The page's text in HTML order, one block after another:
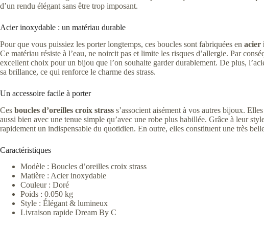
d’un rendu élégant sans être trop imposant.
Acier inoxydable : un matériau durable
Pour que vous puissiez les porter longtemps, ces boucles sont fabriquées en acier
Ce matériau résiste à l’eau, ne noircit pas et limite les risques d’allergie. Par
excellent choix pour un bijou que l’on souhaite garder durablement. De plus,
sa brillance, ce qui renforce le charme des strass.
Un accessoire facile à porter
Ces boucles d’oreilles croix strass s’associent aisément à vos autres bijoux.
aussi bien avec une tenue simple qu’avec une robe plus habillée. Grâce à leur
rapidement un indispensable du quotidien. En outre, elles constituent une très
Caractéristiques
Modèle : Boucles d’oreilles croix strass
Matière : Acier inoxydable
Couleur : Doré
Poids : 0.050 kg
Style : Élégant & lumineux
Livraison rapide Dream By C